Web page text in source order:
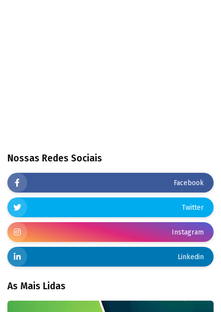
Nossas Redes Sociais
Facebook
Twitter
Instagram
Linkedin
As Mais Lidas